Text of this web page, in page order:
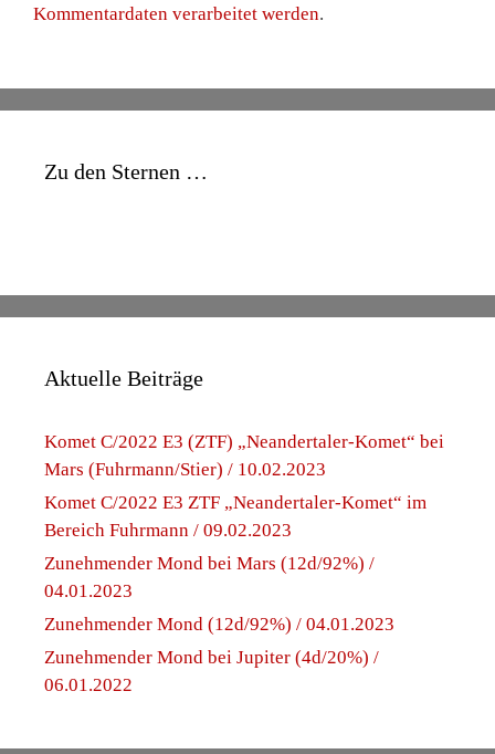
Kommentardaten verarbeitet werden.
Zu den Sternen …
Aktuelle Beiträge
Komet C/2022 E3 (ZTF) „Neandertaler-Komet“ bei
Mars (Fuhrmann/Stier) / 10.02.2023
Komet C/2022 E3 ZTF „Neandertaler-Komet“ im
Bereich Fuhrmann / 09.02.2023
Zunehmender Mond bei Mars (12d/92%) /
04.01.2023
Zunehmender Mond (12d/92%) / 04.01.2023
Zunehmender Mond bei Jupiter (4d/20%) /
06.01.2022